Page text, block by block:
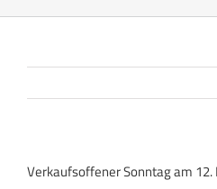
Verkaufsoffener Sonntag am 12.